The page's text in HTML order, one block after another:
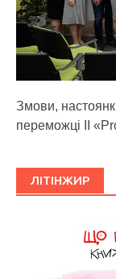
Змови,
переможці ІІ
ЛІТІНЖИР